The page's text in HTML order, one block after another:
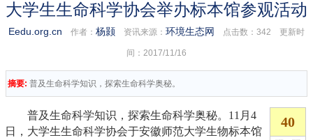
大学生生命科学协会举办标本馆参观活动
Eedu.org.cn 作者： 杨颢 资讯来源： 环境生态网 点击数： 342 更新时
间：2017/11/16
摘要: 普及生命科学知识，探索生命科学奥秘。
普及生命科学知识，探索生命科学奥秘。11月4
日，大学生生命科学协会于安徽师范大学生物标本馆